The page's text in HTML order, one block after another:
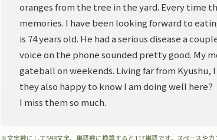
oranges from the tree in the yard. Every time
memories. I have been looking forward to
is 74 years old. He had a serious disease a
voice on the phone sounded pretty good. My
gateball on weekends. Living far from
they also happy to know I am doing well here?
I miss them so much.
※文字数にして598文字、単語数に換算すると117単語です。スペースやカ